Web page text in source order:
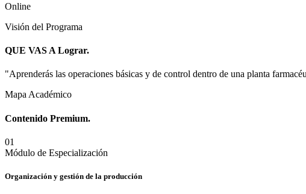
Online
Visión del Programa
QUE VAS A Lograr.
"Aprenderás las operaciones básicas y de control dentro de una planta
Mapa Académico
Contenido Premium.
01
Módulo de Especialización
Organización y gestión de la producción